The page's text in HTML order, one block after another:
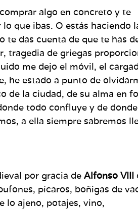
algo en concreto y te
que ibas. O estás haciendo
das cuenta de que te has
de griegas
me dejo el móvil, el
he estado a punto de
de la ciudad, de su alma en
todo confluye y de
a ella siempre sabremos
por gracia de Alfonso VIII
pícaros, boñigas de
lo ajeno, potajes, vino,